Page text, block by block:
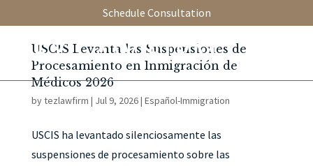
Schedule Consultation
USCIS Levanta las Suspensiones de
Procesamiento en Inmigración de
Médicos 2026
bytezlawfirm | Jul 9, 2026| Español-Immigration
USCIS ha levantado silenciosamente las
suspensiones de procesamiento sobre las